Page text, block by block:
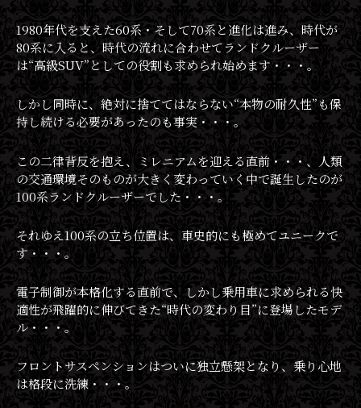
1980年代を支えた60系・そして70系と進化は進み、時代が
80系に入ると、時代の流れに合わせてランドクルーザー
は“高級SUV”としての役割も求められ始めます・・・。
しかし同時に、絶対に捨ててはならない“本物の耐久性”も保
持し続ける必要があったのも事実・・・。
この二律背反を抱え、ミレニアムを迎える直前・・・、人類
の交通環境そのものが大きく変わっていく中で誕生したのが
100系ランドクルーザーでした・・・。
それゆえ100系の立ち位置は、車史的にも極めてユニークで
す・・・。
電子制御が本格化する直前で、しかし乗用車に求められる快
適性が飛躍的に伸びてきた“時代の変わり目”に登場したモデ
ル・・・。
フロントサスペンションはついに独立懸架となり、乗り心地
は格段に洗練・・・。